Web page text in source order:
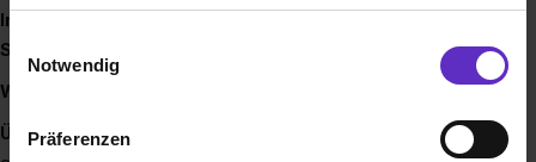
Benutzung der Webseite getroffenen Einstellungen zu
Einwilligungsauswahl
Notwendig
Präferenzen
Informationen rund um unsere
Studiengänge!
Wir bieten Vorteile:
Übernahme:Mit bestandener Prüfung garantieren wir Dir